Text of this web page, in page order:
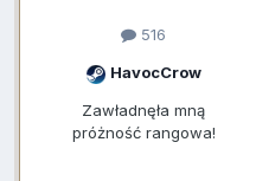
516
HavocCrow
Zawładnęła mną
próżność rangowa!